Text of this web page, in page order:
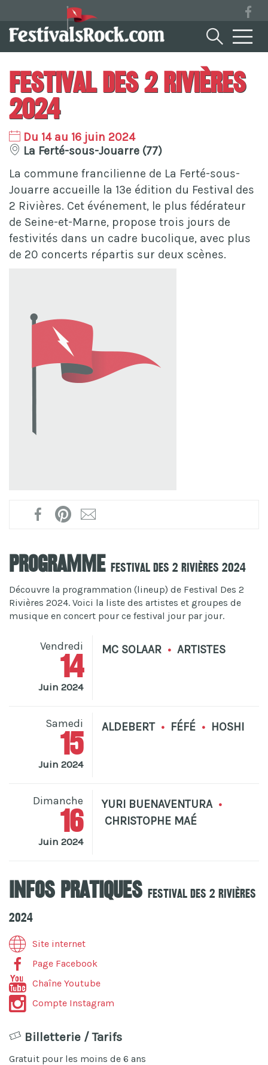
Festival Des 2 Rivières
2024
Du 14 au 16 juin 2024
La Ferté-sous-Jouarre (77)
La commune francilienne de La Ferté-sous-
Jouarre accueille la 13e édition du Festival des
2 Rivières. Cet événement, le plus fédérateur
de Seine-et-Marne, propose trois jours de
festivités dans un cadre bucolique, avec plus
de 20 concerts répartis sur deux scènes.
Programme Festival Des 2 Rivières 2024
Découvre la programmation (lineup) de Festival Des 2
Rivières 2024. Voici la liste des artistes et groupes de
musique en concert pour ce festival jour par jour.
Vendredi
14
Juin 2024
MC SOLAAR • ARTISTES
Samedi
15
Juin 2024
ALDEBERT • FÉFÉ • HOSHI
Dimanche
16
Juin 2024
YURI BUENAVENTURA •
CHRISTOPHE MAÉ
Infos pratiques Festival Des 2 Rivières
2024
Site internet
Page Facebook
Chaîne Youtube
Compte Instagram
Billetterie / Tarifs
Gratuit pour les moins de 6 ans